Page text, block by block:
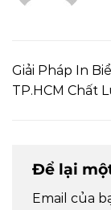
Giải Pháp In
TP.HCM Chất
Để lại
Email của